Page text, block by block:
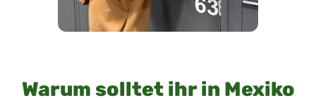
Warum solltet ihr in Mexiko